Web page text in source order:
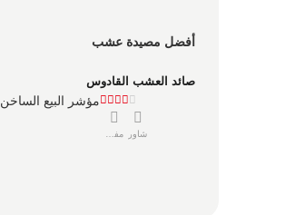
أفضل مصيدة عشب
صائد العشب القادوس
مؤشر البيع الساخن
شاور